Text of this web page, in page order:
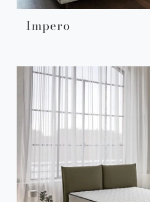
Impero